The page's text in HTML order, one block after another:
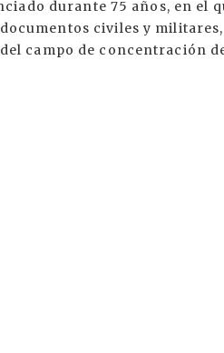
durante 75 años, en el
civiles y
campo de concentración